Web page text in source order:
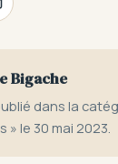
Bigache
dans la
» le 30 mai 2023.